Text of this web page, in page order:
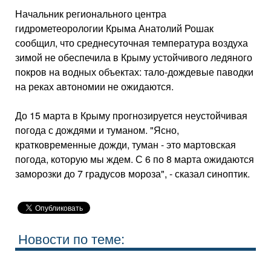
Начальник регионального центра
гидрометеорологии Крыма Анатолий Рошак
сообщил, что среднесуточная температура воздуха
зимой не обеспечила в Крыму устойчивого ледяного
покров на водных объектах: тало-дождевые паводки
на реках автономии не ожидаются.
До 15 марта в Крыму прогнозируется неустойчивая
погода с дождями и туманом. "Ясно,
кратковременные дожди, туман - это мартовская
погода, которую мы ждем. С 6 по 8 марта ожидаются
заморозки до 7 градусов мороза", - сказал синоптик.
Новости по теме: